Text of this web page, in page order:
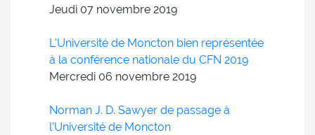
Jeudi 07 novembre 2019
L’Université de Moncton bien représentée
à la conférence nationale du CFN 2019
Mercredi 06 novembre 2019
Norman J. D. Sawyer de passage à
l’Université de Moncton